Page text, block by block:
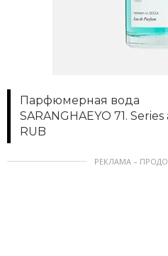
Парфюмерная вода
SARANGHAEYO 71. Series
RUB
РЕКЛАМА –